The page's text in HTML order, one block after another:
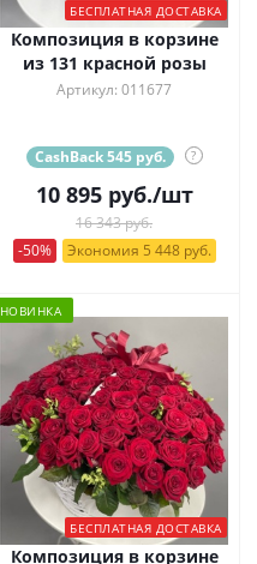
БЕСПЛАТНАЯ ДОСТАВКА
Композиция в корзине
из 131 красной розы
Артикул: 011677
CashBack 545 руб. ?
10 895руб./шт
16 343 руб.
-50%
Экономия 5 448 руб.
НОВИНКА
БЕСПЛАТНАЯ ДОСТАВКА
Композиция в корзине